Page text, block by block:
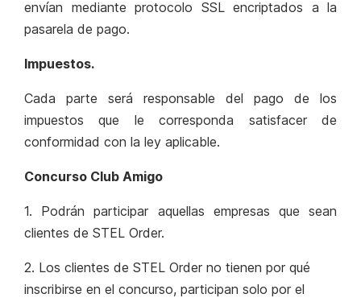
envían mediante protocolo SSL encriptados a la
pasarela de pago.
Impuestos.
Cada parte será responsable del pago de los
impuestos que le corresponda satisfacer de
conformidad con la ley aplicable.
Concurso Club Amigo
1. Podrán participar aquellas empresas que sean
clientes de STEL Order.
2. Los clientes de STEL Order no tienen por qué
inscribirse en el concurso, participan solo por el